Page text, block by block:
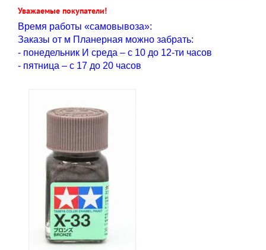
Уважаемые покупатели!
Время работы «самовывоза»:
Заказы от м Планерная можно забрать:
- понедельник И среда – с 10 до 12-ти часов
- пятница – с 17 до 20 часов